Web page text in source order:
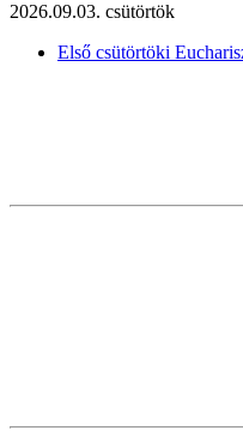
2026.09.03. csütörtök
Első csütörtöki